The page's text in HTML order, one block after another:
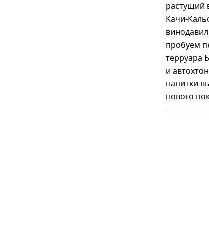
растущий
Качи-
пробуем
терруара
и
напитки
нового